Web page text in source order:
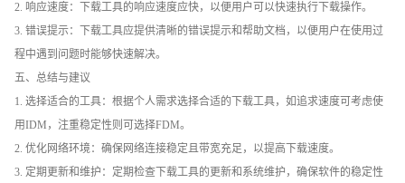
2. 响应速度：下载工具的响应速度应快，以便用户可以快速执行下载操作。
3. 错误提示：下载工具应提供清晰的错误提示和帮助文档，以便用户在使用过
程中遇到问题时能够快速解决。
五、总结与建议
1. 选择适合的工具：根据个人需求选择合适的下载工具，如追求速度可考虑使
用IDM，注重稳定性则可选择FDM。
2. 优化网络环境：确保网络连接稳定且带宽充足，以提高下载速度。
3. 定期更新和维护：定期检查下载工具的更新和系统维护，确保软件的稳定性